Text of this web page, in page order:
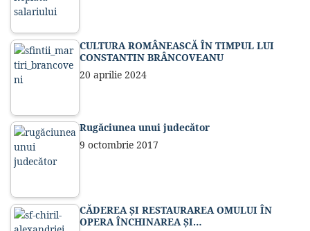
CULTURA ROMÂNEASCĂ ÎN TIMPUL LUI
CONSTANTIN BRÂNCOVEANU
20 aprilie 2024
Rugăciunea unui judecător
9 octombrie 2017
CĂDEREA ȘI RESTAURAREA OMULUI ÎN
OPERA ÎNCHINAREA ȘI…